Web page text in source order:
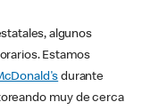
algunos
Estamos
durante
muy de cerca